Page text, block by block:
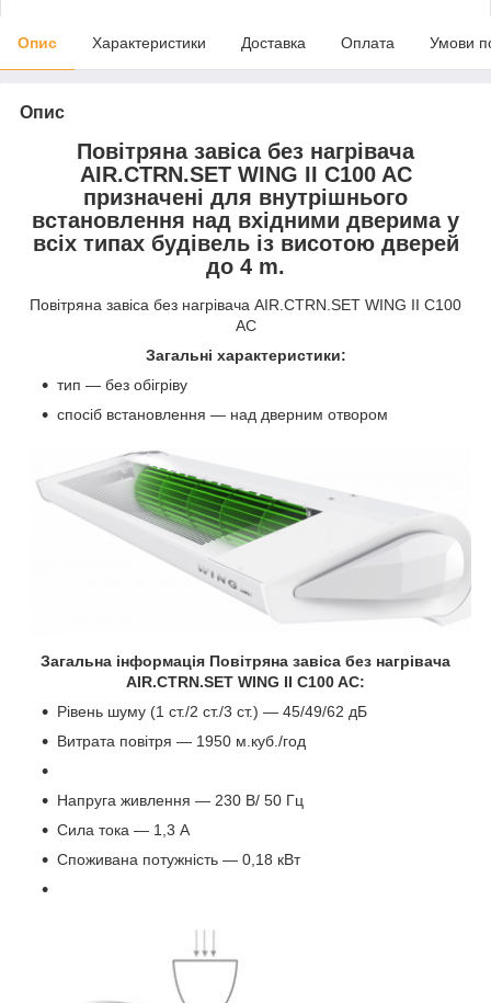
Опис Характеристики Доставка Оплата Умови
Опис
Повітряна завіса без нагрівача
AIR.CTRN.SET WING II C100 AC
призначені для внутрішнього
встановлення над вхідними дверима у
всіх типах будівель із висотою дверей
до 4 m.
Повітряна завіса без нагрівача AIR.CTRN.SET WING II C100
AC
Загальні характеристики:
тип — без обігріву
спосіб встановлення — над дверним отвором
Загальна інформація Повітряна завіса без нагрівача
AIR.CTRN.SET WING II C100 AC:
Рівень шуму (1 ст./2 ст./3 ст.) — 45/49/62 дБ
Витрата повітря — 1950 м.куб./год
Напруга живлення — 230 В/ 50 Гц
Сила тока — 1,3 А
Споживана потужність — 0,18 кВт